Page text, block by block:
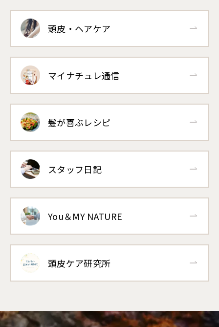
頭皮・ヘアケア
マイナチュレ通信
髪が喜ぶレシピ
スタッフ日記
You＆MY NATURE
頭皮ケア研究所